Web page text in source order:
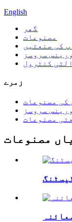
English
گھر
مصنوعات
کی صنعتیں
سروسز
کنٹرول
زمرے
کی مصنوعات
سروسز
مصنوعات
مصنوعات